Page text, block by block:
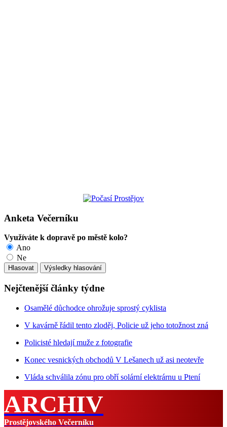
Anketa Večerníku
Využíváte k dopravě po městě kolo?
Ano
Ne
Nejčtenější články týdne
Osamělé důchodce ohrožuje sprostý cyklista
V kavárně řádil tento zloděj, Policie už jeho totožnost zná
Policisté hledají muže z fotografie
Konec vesnických obchodů V Lešanech už asi neotevře
Vláda schválila zónu pro obří solární elektrárnu u Ptení
ARCHIV
Prostějovského Večerníku